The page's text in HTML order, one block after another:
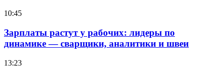
10:45
Зарплаты растут у рабочих: лидеры по
динамике — сварщики, аналитики и швеи
13:23